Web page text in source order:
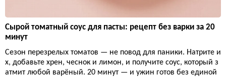
Сырой томатный соус для пасты: рецепт без варки за 20
минут
Сезон перезрелых томатов — не повод для паники. Натрите и
х, добавьте хрен, чеснок и лимон, и получите соус, который з
атмит любой варёный. 20 минут — и ужин готов без единой